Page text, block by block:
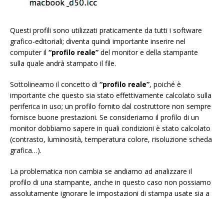
Questi profili sono utilizzati praticamente da tutti i software
grafico-editoriali; diventa quindi importante inserire nel
computer il “profilo reale” del monitor e della stampante
sulla quale andrà stampato il file.
Sottolineamo il concetto di “profilo reale”, poiché è
importante che questo sia stato effettivamente calcolato sulla
periferica in uso; un profilo fornito dal costruttore non sempre
fornisce buone prestazioni. Se consideriamo il profilo di un
monitor dobbiamo sapere in quali condizioni è stato calcolato
(contrasto, luminosità, temperatura colore, risoluzione scheda
grafica…).
La problematica non cambia se andiamo ad analizzare il
profilo di una stampante, anche in questo caso non possiamo
assolutamente ignorare le impostazioni di stampa usate sia a